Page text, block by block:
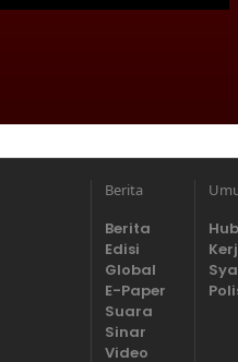
Berita
Berita
Edisi
Global
E-Paper
Suara
Sinar
Video